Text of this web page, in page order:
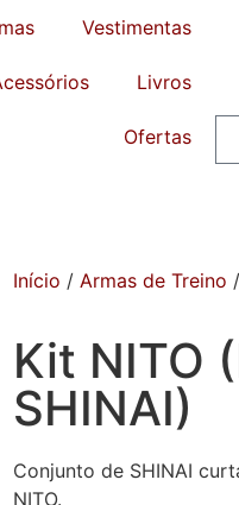
Vestimentas
Livros
Ofertas
Início / Armas de Treino /
Kit NITO
SHINAI)
Conjunto de SHINAI
NITO.